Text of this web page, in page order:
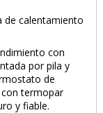
de calentamiento
con
por pila y
de
con termopar
y fiable.